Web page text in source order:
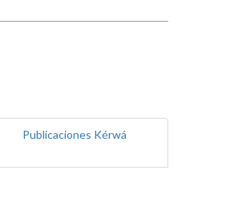
Publicaciones Kérwá